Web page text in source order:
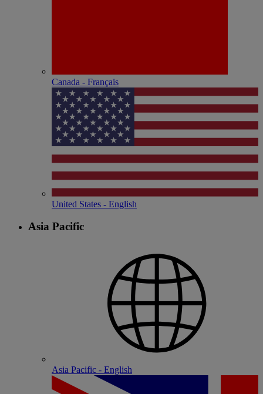
Canada - Français
United States - English
Asia Pacific
Asia Pacific - English